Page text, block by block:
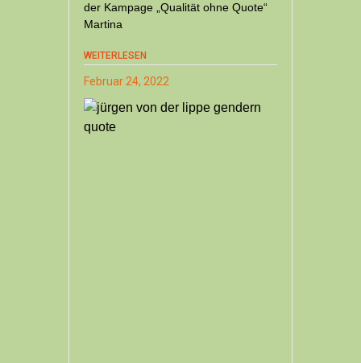
der Kampage „Qualität ohne Quote“
Martina
WEITERLESEN
Februar 24, 2022